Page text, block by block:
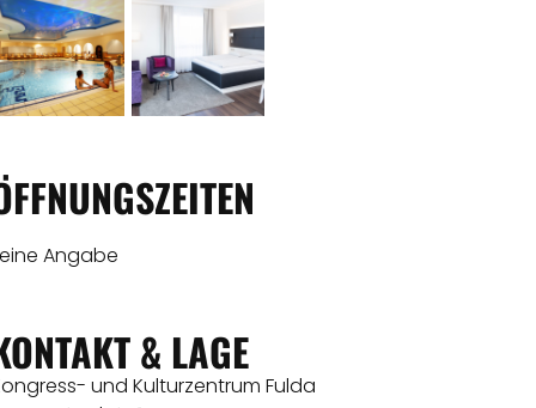
Angabe
& LAGE
und Kulturzentrum Fulda